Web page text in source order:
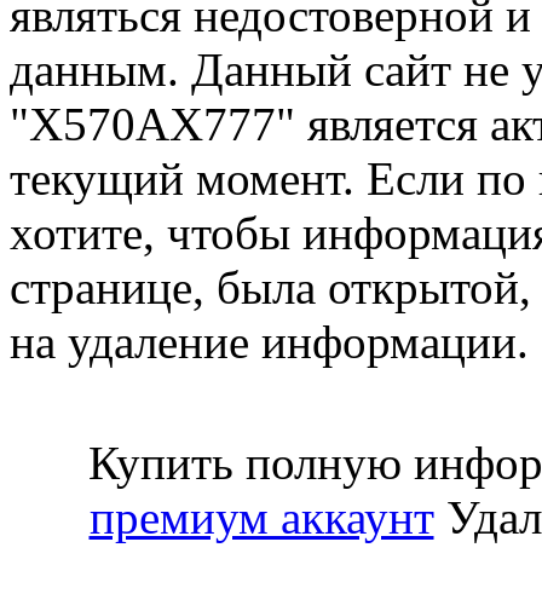
являться недостоверной
данным. Данный сайт не
"Х570АХ777" является
текущий момент. Если
хотите, чтобы
странице, была открытой,
на удаление информации.
Купить полную
премиум аккаунт